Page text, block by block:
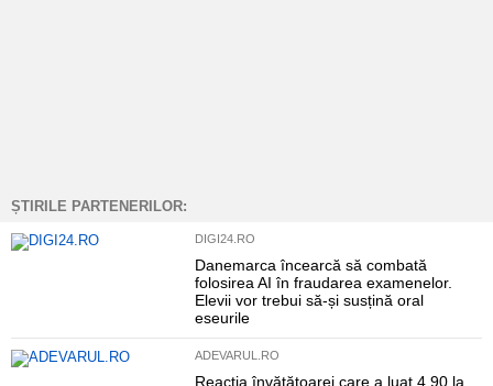
ȘTIRILE PARTENERILOR:
DIGI24.RO
Danemarca încearcă să combată
folosirea AI în fraudarea examenelor.
Elevii vor trebui să-și susțină oral
eseurile
ADEVARUL.RO
Reacția învățătoarei care a luat 4,90 la